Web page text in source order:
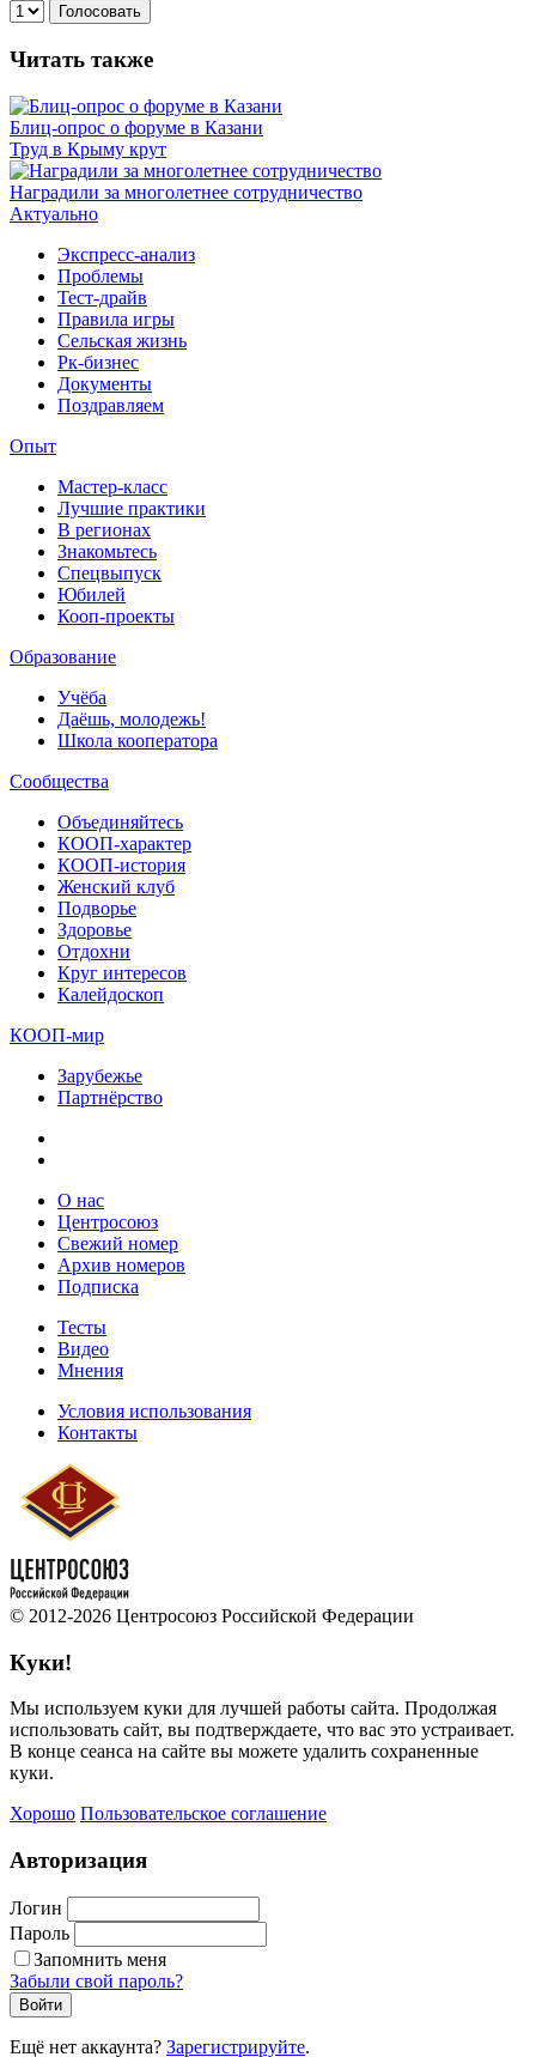
Голосовать
Читать также
Блиц-опрос о форуме в Казани
Труд в Крыму крут
Наградили за многолетнее сотрудничество
Актуально
Экспресс-анализ
Проблемы
Тест-драйв
Правила игры
Сельская жизнь
Рк-бизнес
Документы
Поздравляем
Опыт
Мастер-класс
Лучшие практики
В регионах
Знакомьтесь
Спецвыпуск
Юбилей
Кооп-проекты
Образование
Учёба
Даёшь, молодежь!
Школа кооператора
Сообщества
Объединяйтесь
КООП-характер
КООП-история
Женский клуб
Подворье
Здоровье
Отдохни
Круг интересов
Калейдоскоп
КООП-мир
Зарубежье
Партнёрство
О нас
Центросоюз
Свежий номер
Архив номеров
Подписка
Тесты
Видео
Мнения
Условия использования
Контакты
© 2012-2026 Центросоюз Российской Федерации
Куки!
Мы используем куки для лучшей работы сайта. Продолжая
использовать сайт, вы подтверждаете, что вас это устраивает.
В конце сеанса на сайте вы можете удалить сохраненные
куки.
Хорошо Пользовательское соглашение
Авторизация
Логин
Пароль
Запомнить меня
Забыли свой пароль?
Войти
Ещё нет аккаунта? Зарегистрируйте.